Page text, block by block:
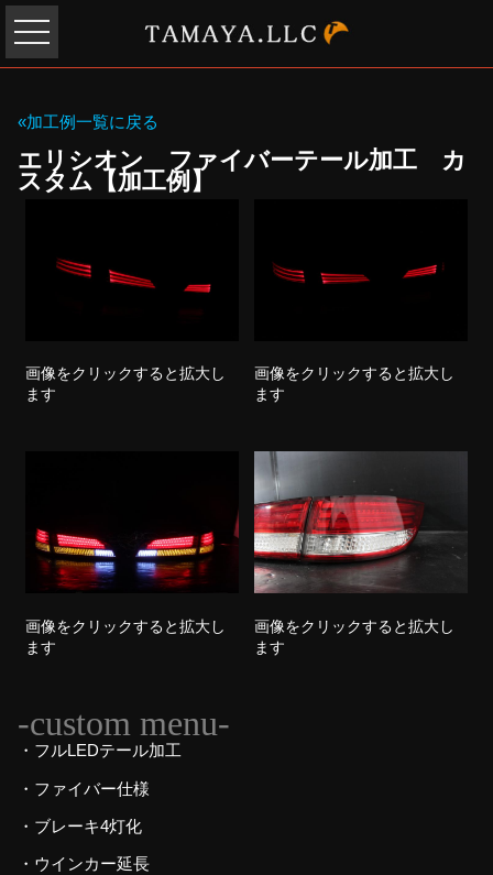
«加工例一覧に戻る
エリシオン ファイバーテール加工 カ
スタム【加工例】
画像をクリックすると拡大し
ます
画像をクリックすると拡大し
ます
画像をクリックすると拡大し
ます
画像をクリックすると拡大し
ます
-custom menu-
・フルLEDテール加工
・ファイバー仕様
・ブレーキ4灯化
・ウインカー延長